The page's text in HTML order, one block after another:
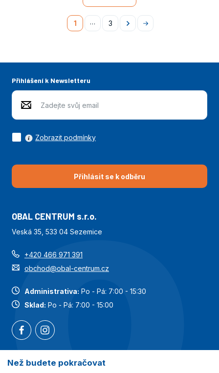
1 … 3
Následující
Na
Přihlášení k Newsletteru
Přihlásit se k odběru
Zobrazit podmínky
OBAL CENTRUM s.r.o.
Veská 35, 533 04 Sezemice
+420 466 971 391
obchod@obal-centrum.cz
Administrativa: Po - Pá: 7:00 - 15:30
Sklad: Po - Pá: 7:00 - 15:00
Nejoblíbenější kategorie
Než budete pokračovat